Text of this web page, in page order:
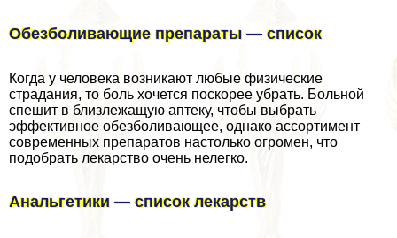
Обезболивающие препараты — список
Когда у человека возникают любые физические
страдания, то боль хочется поскорее убрать. Больной
спешит в близлежащую аптеку, чтобы выбрать
эффективное обезболивающее, однако ассортимент
современных препаратов настолько огромен, что
подобрать лекарство очень нелегко.
Анальгетики — список лекарств